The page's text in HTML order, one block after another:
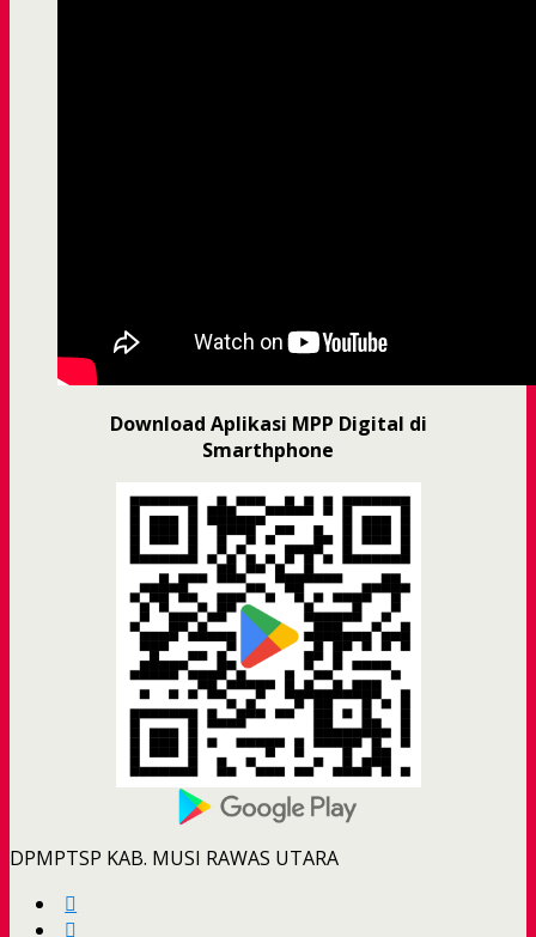
Download Aplikasi MPP Digital di
Smarthphone
DPMPTSP KAB. MUSI RAWAS UTARA